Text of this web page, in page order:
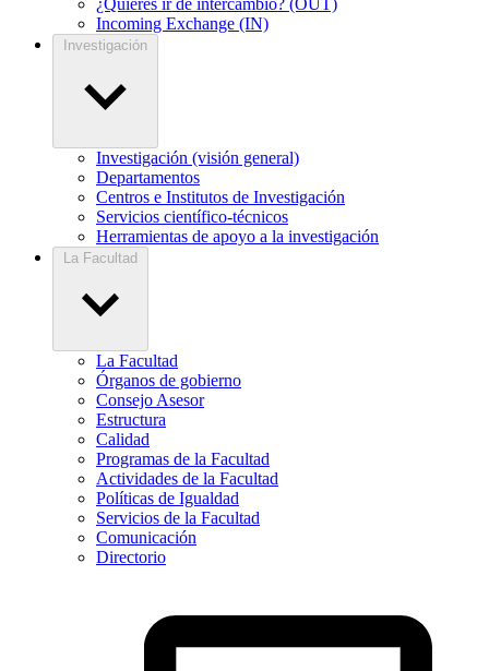
¿Quieres ir de intercambio? (OUT)
Incoming Exchange (IN)
Investigación
Investigación (visión general)
Departamentos
Centros e Institutos de Investigación
Servicios científico-técnicos
Herramientas de apoyo a la investigación
La Facultad
La Facultad
Órganos de gobierno
Consejo Asesor
Estructura
Calidad
Programas de la Facultad
Actividades de la Facultad
Políticas de Igualdad
Servicios de la Facultad
Comunicación
Directorio